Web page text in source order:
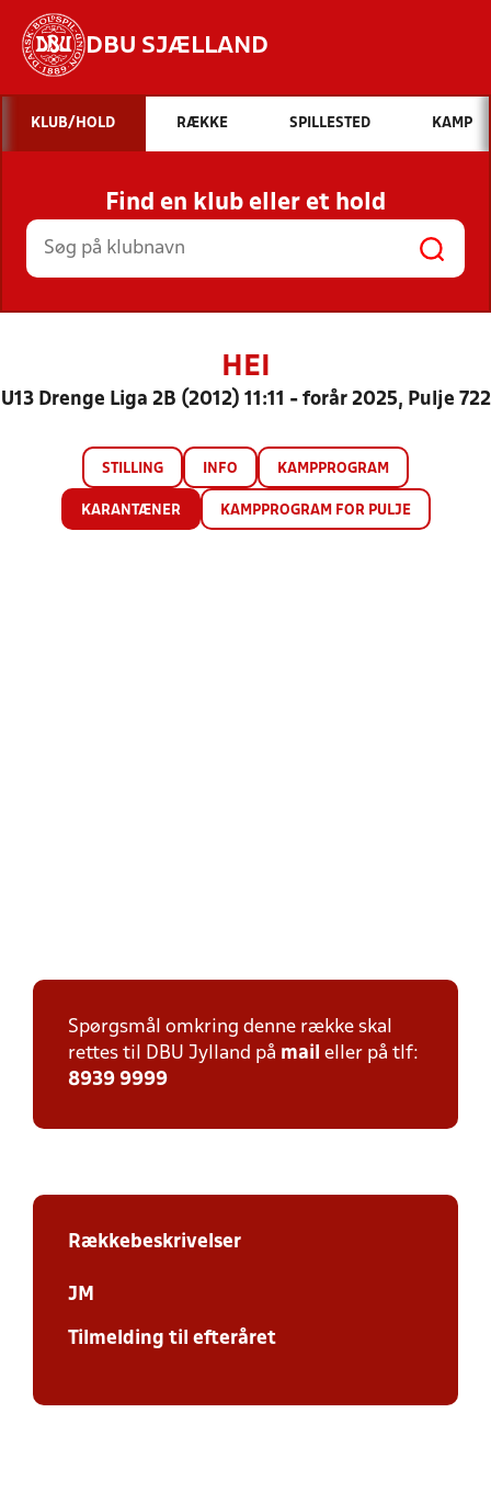
DBU SJÆLLAND
Hvad vil du søge efter?
INDHOLD OG NYHEDER
STILLINGER, RESULTATER, KLUBBER OG
HOLD
KLUB/HOLD RÆKKE SPILLESTED KAMP
Find en klub eller et hold
HEI
U13 Drenge Liga 2B (2012) 11:11 - forår 2025, Pulje 722
STILLING INFO KAMPPROGRAM
KARANTÆNER KAMPPROGRAM FOR PULJE
Spørgsmål omkring denne række skal
rettes til DBU Jylland på mail eller på tlf:
8939 9999
Rækkebeskrivelser
JM
Tilmelding til efteråret